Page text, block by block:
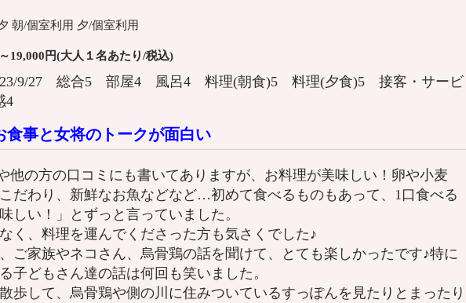
朝/個室利用 夕/個室利用
19,000円(大人１名あたり/税込)
9/27 総合5 部屋4 風呂4 料理(朝食)5 料理(夕食)5 接客・サービ
4
食事と女将のトークが面白い
他の方の口コミにも書いてありますが、お料理が美味しい！卵や小麦
だわり、新鮮なお魚などなど…初めて食べるものもあって、1口食べる
しい！」とずっと言っていました。
く、料理を運んでくださった方も気さくでした♪
ご家族やネコさん、烏骨鶏の話を聞けて、とても楽しかったです♪特に
子どもさん達の話は何回も笑いました。
歩して、烏骨鶏や側の川に住みついているすっぽんを見たりとまったり